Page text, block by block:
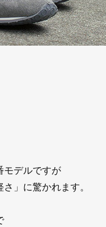
モデルですが
」に驚かれます。